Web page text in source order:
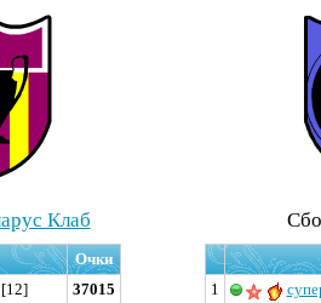
Клаб
Очки
[12] 37015 1